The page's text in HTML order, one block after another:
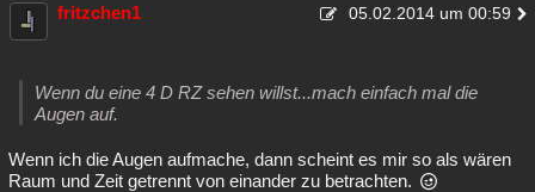
fritzchen1 05.02.2014 um 00:59
Wenn du eine 4 D RZ sehen willst...mach einfach mal die
Augen auf.
Wenn ich die Augen aufmache, dann scheint es mir so als wären
Raum und Zeit getrennt von einander zu betrachten.